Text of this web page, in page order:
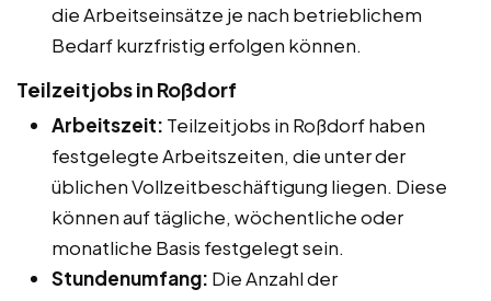
die Arbeitseinsätze je nach betrieblichem
Bedarf kurzfristig erfolgen können.
Teilzeitjobs in Roßdorf
Arbeitszeit: Teilzeitjobs in Roßdorf haben
festgelegte Arbeitszeiten, die unter der
üblichen Vollzeitbeschäftigung liegen. Diese
können auf tägliche, wöchentliche oder
monatliche Basis festgelegt sein.
Stundenumfang: Die Anzahl der